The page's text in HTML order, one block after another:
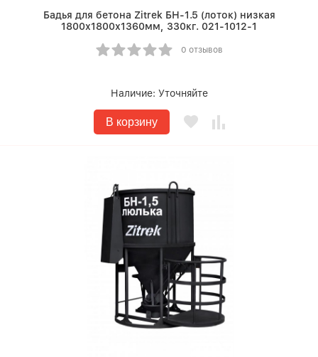
Бадья для бетона Zitrek БН-1.5 (лоток) низкая
1800х1800х1360мм, 330кг. 021-1012-1
0 отзывов
Наличие: Уточняйте
В корзину